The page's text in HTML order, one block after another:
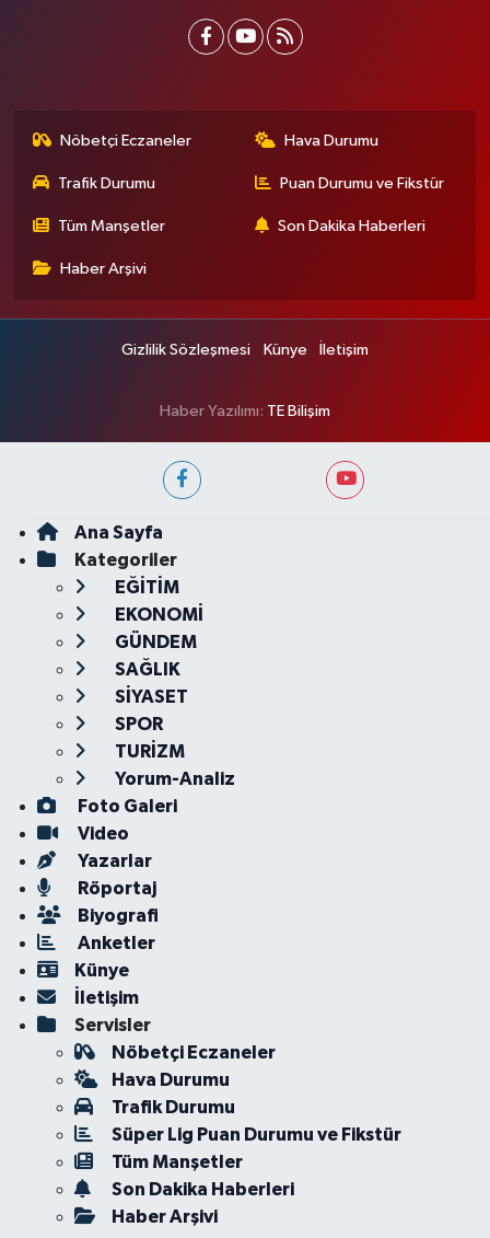
Nöbetçi Eczaneler Hava Durumu
Trafik Durumu Puan Durumu ve Fikstür
Tüm Manşetler Son Dakika Haberleri
Haber Arşivi
Gizlilik Sözleşmesi Künye İletişim
Haber Yazılımı: TE Bilişim
Ana Sayfa
Kategoriler
EĞİTİM
EKONOMİ
GÜNDEM
SAĞLIK
SİYASET
SPOR
TURİZM
Yorum-Analiz
Foto Galeri
Video
Yazarlar
Röportaj
Biyografi
Anketler
Künye
İletişim
Servisler
Nöbetçi Eczaneler
Hava Durumu
Trafik Durumu
Süper Lig Puan Durumu ve Fikstür
Tüm Manşetler
Son Dakika Haberleri
Haber Arşivi